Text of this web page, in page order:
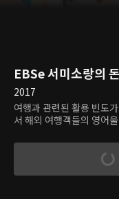
EBSe 서미소랑의
2017
여행과 관련된 활용 빈도
서 해외 여행객들의 영어